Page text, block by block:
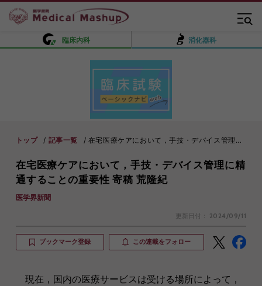
臨床内科 消化器科
トップ 記事一覧 在宅医療ケアにおいて，手技・デバイス管理に精通することの重要性 寄稿 荒隆紀
在宅医療ケアにおいて，手技・デバイス管理に精
通することの重要性 寄稿 荒隆紀
医学界新聞
更新日付： 2024/09/11
ブックマーク登録 この連載をフォロー
現在，国内の医療サービスは受ける場所によって，